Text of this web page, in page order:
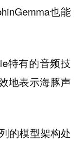
也能
特有的音频技
地表示海豚声
的模型架构处